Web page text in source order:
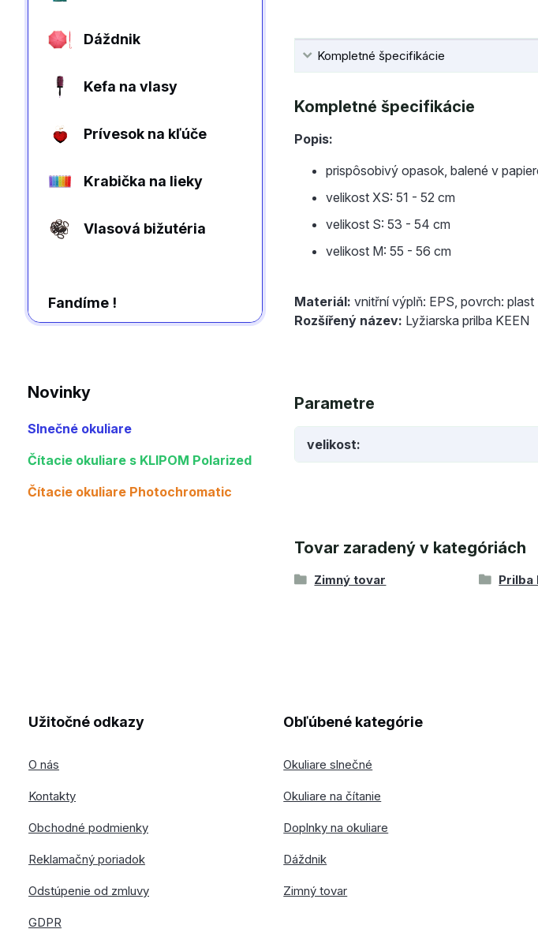
Dáždnik
Kefa na vlasy
Prívesok na kľúče
Krabička na lieky
Vlasová bižutéria
Fandíme !
Novinky
Slnečné okuliare
Čítacie okuliare s KLIPOM Polarized
Čítacie okuliare Photochromatic
Kompletné špecifikácie
Kompletné špecifikácie
Popis:
prispôsobivý opasok, balené v
velikost XS: 51 - 52 cm
velikost S: 53 - 54 cm
velikost M: 55 - 56 cm
Materiál: vnitřní výplň: EPS, povrch: plast
Rozšířený název: Lyžiarska prilba KEEN
Parametre
velikost
Tovar zaradený v kategóriách
Zimný tovar Prilba
Užitočné odkazy
O nás
Kontakty
Obchodné podmienky
Reklamačný poriadok
Odstúpenie od zmluvy
GDPR
Obľúbené kategórie
Okuliare slnečné
Okuliare na čítanie
Doplnky na okuliare
Dáždnik
Zimný tovar